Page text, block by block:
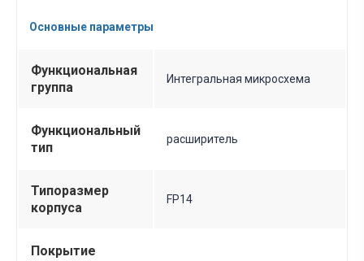
Основные параметры
Функциональная
группа
Интегральная микросхема
Функциональный
тип
расширитель
Типоразмер
корпуса
FP14
Покрытие